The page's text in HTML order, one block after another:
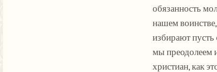
обязанность
нашем
избирают пусть
мы преодолеем
христиан, как